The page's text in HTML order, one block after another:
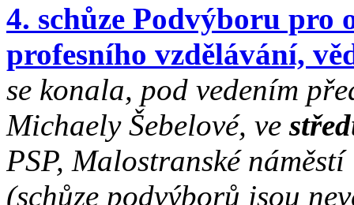
4. schůze Podvýboru pro
profesního vzdělávání,
se konala, pod vedením
Michaely Šebelové, ve
PSP, Malostranské
(schůze podvýborů jsou